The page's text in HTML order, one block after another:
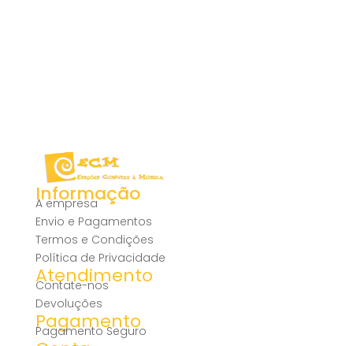
Informação
A empresa
Envio e Pagamentos
Termos e Condições
Política de Privacidade
Atendimento
Contate-nos
Devoluções
Pagamento
Pagamento Seguro